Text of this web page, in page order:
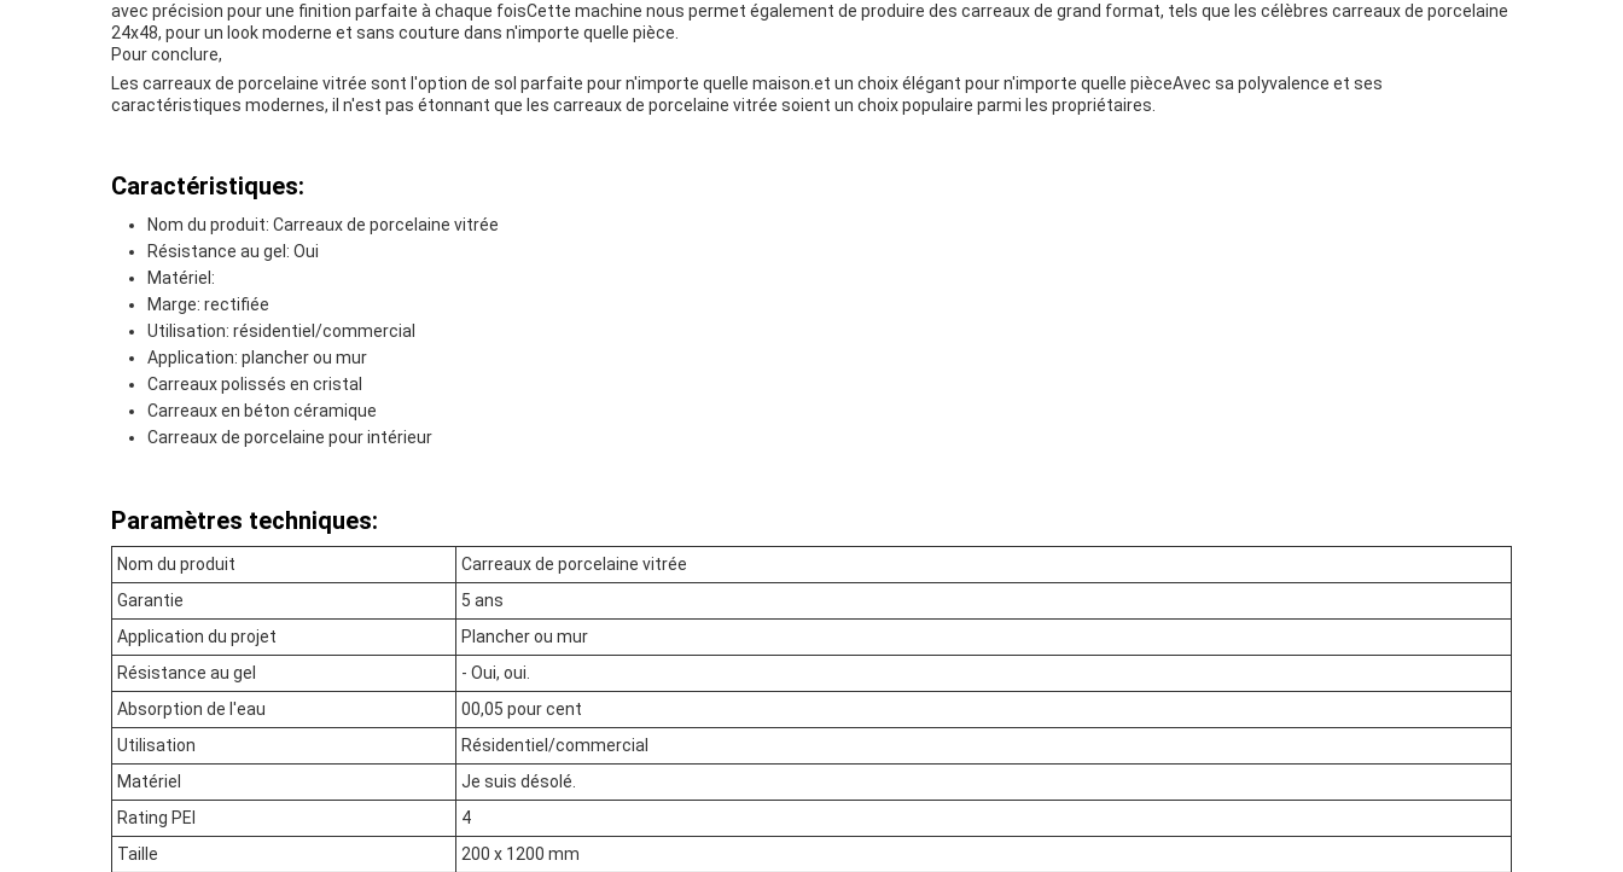
avec précision pour une finition parfaite à chaque foisCette machine nous permet également de produire des carreaux de grand format, tels que les célèbres carreaux de porcelaine
24x48, pour un look moderne et sans couture dans n'importe quelle pièce.
Pour conclure,
Les carreaux de porcelaine vitrée sont l'option de sol parfaite pour n'importe quelle maison.et un choix élégant pour n'importe quelle pièceAvec sa polyvalence et ses
caractéristiques modernes, il n'est pas étonnant que les carreaux de porcelaine vitrée soient un choix populaire parmi les propriétaires.
Caractéristiques:
Nom du produit: Carreaux de porcelaine vitrée
Résistance au gel: Oui
Matériel:
Marge: rectifiée
Utilisation: résidentiel/commercial
Application: plancher ou mur
Carreaux polissés en cristal
Carreaux en béton céramique
Carreaux de porcelaine pour intérieur
Paramètres techniques:
Nom du produit
Carreaux de porcelaine vitrée
Garantie
5 ans
Application du projet
Plancher ou mur
Résistance au gel
- Oui, oui.
Absorption de l'eau
00,05 pour cent
Utilisation
Résidentiel/commercial
Matériel
Je suis désolé.
Rating PEI
4
Taille
200 x 1200 mm